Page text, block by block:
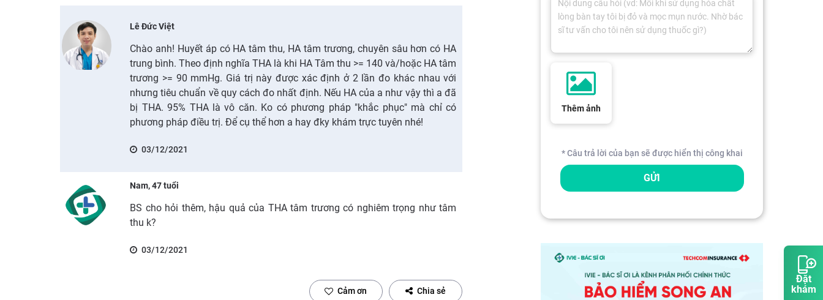
Đặt
khám
Lê Đức Việt
Chào anh! Huyết áp có HA tâm thu, HA tâm trương, chuyên sâu hơn có HA
trung bình. Theo định nghĩa THA là khi HA Tâm thu >= 140 và/hoặc HA tâm
trương >= 90 mmHg. Giá trị này được xác định ở 2 lần đo khác nhau với
nhưng tiêu chuẩn về quy cách đo nhất định. Nếu HA của a như vậy thì a đã
bị THA. 95% THA là vô căn. Ko có phương pháp "khắc phục" mà chỉ có
phương pháp điều trị. Để cụ thể hơn a hay đky khám trực tuyên nhé!
03/12/2021
Nam, 47 tuổi
BS cho hỏi thêm, hậu quả của THA tâm trương có nghiêm trọng như tâm
thu k?
03/12/2021
Cảm ơn Chia sẻ
Thêm ảnh
* Câu trả lời của bạn sẽ được hiển thị công khai
GỬI